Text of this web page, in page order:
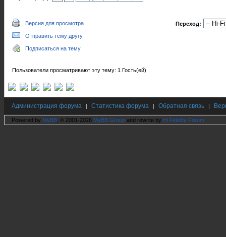
Версия для просмотра
Отправить тему другу
Подписаться на тему
Переход:
Пользователи просматривают эту тему: 1 Гость(ей)
Администрация форума | Статистика форума | Обратная связь |
Powered by MyBB , © 2001-2026 MyBB Group and rewrite by Hi Fidelity Forum